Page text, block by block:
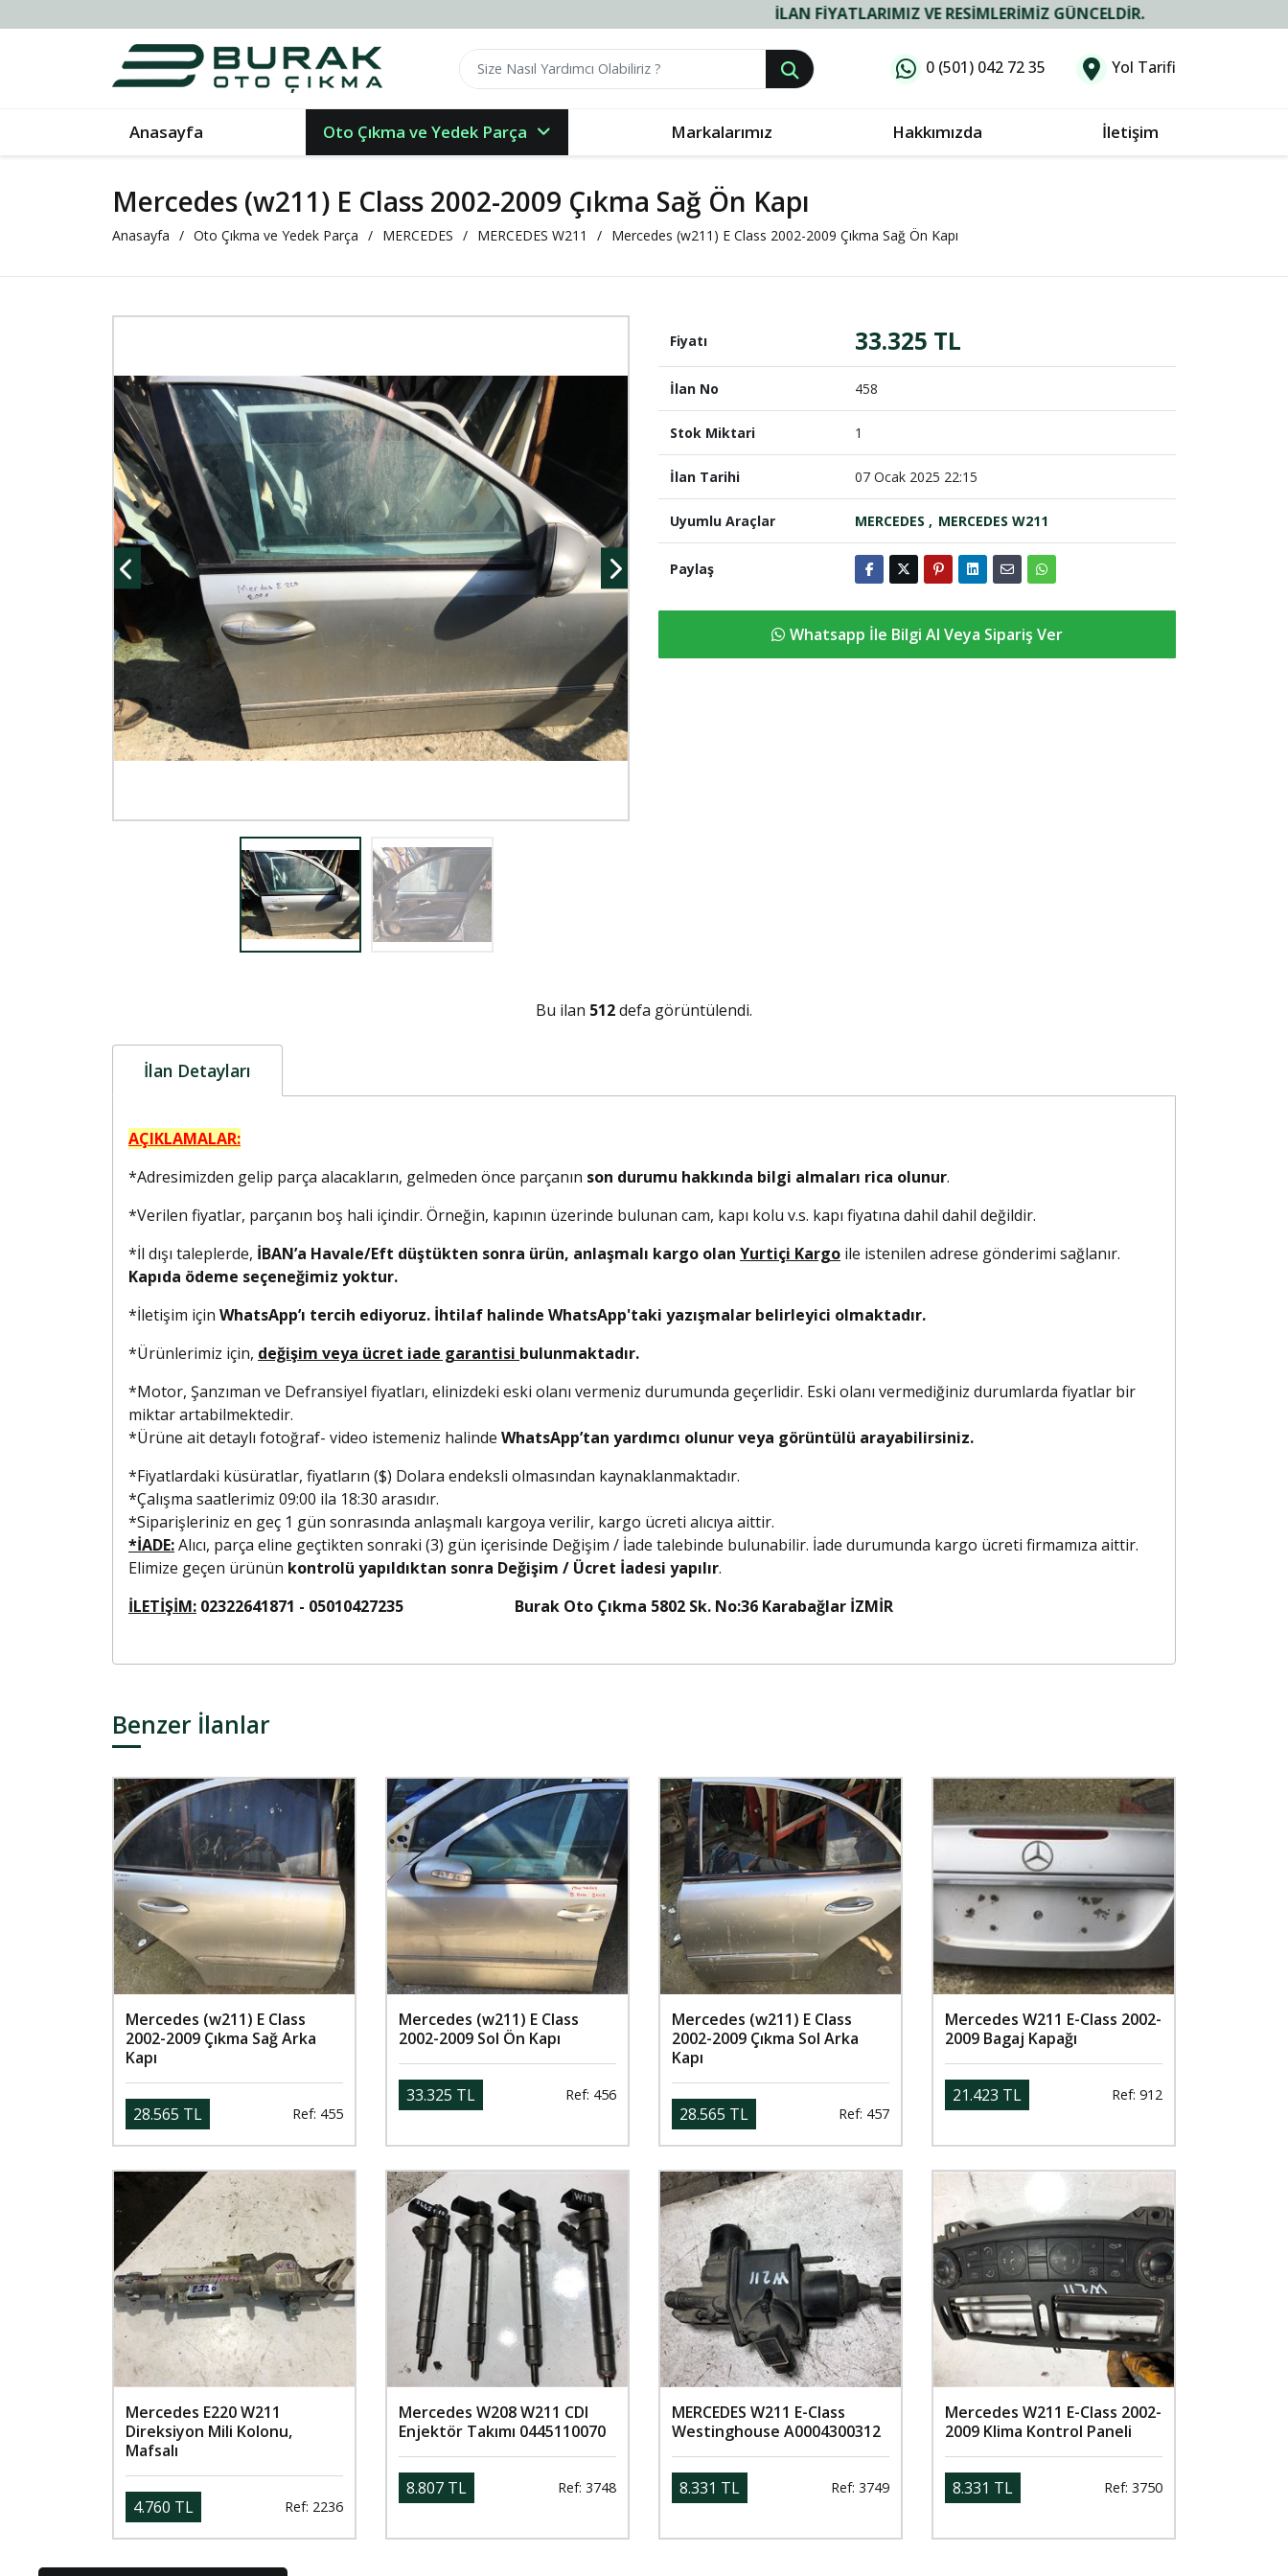
İLAN FIYATLARIMIZ VE RESIMLERIMIZ GÜNCELDIR.
0 (501) 042 72 35 Yol Tarifi
Anasayfa Oto Çıkma ve Yedek Parça Markalarımız Hakkımızda İletişim
Mercedes (w211) E Class 2002-2009 Çıkma Sağ Ön Kapı
Anasayfa Oto Çıkma ve Yedek Parça MERCEDES MERCEDES W211 Mercedes (w211) E Class 2002-2009 Çıkma Sağ Ön Kapı
Fiyatı 33.325 TL
İlan No 458
Stok Miktari 1
İlan Tarihi 07 Ocak 2025 22:15
Uyumlu Araçlar MERCEDES MERCEDES W211
Paylaş
Whatsapp İle Bilgi Al Veya Sipariş Ver
Bu ilan 512defa görüntülendi.
İlan Detayları
AÇIKLAMALAR:
*Adresimizden gelip parça alacakların, gelmeden önce parçanın son durumu hakkında bilgi almaları rica olunur.
*Verilen fiyatlar, parçanın boş hali içindir. Örneğin, kapının üzerinde bulunan cam, kapı kolu v.s. kapı fiyatına dahil dahil değildir.
*İl dışı taleplerde, İBAN’a Havale/Eft düştükten sonra ürün, anlaşmalı kargo olan Yurtiçi Kargo ile istenilen adrese gönderimi sağlanır.
Kapıda ödeme seçeneğimiz yoktur.
*İletişim için WhatsApp’ı tercih ediyoruz. İhtilaf halinde WhatsApp'taki yazışmalar belirleyici olmaktadır.
*Ürünlerimiz için, değişim veya ücret iade garantisi bulunmaktadır.
*Motor, Şanzıman ve Defransiyel fiyatları, elinizdeki eski olanı vermeniz durumunda geçerlidir. Eski olanı vermediğiniz durumlarda fiyatlar bir
miktar artabilmektedir.
*Ürüne ait detaylı fotoğraf- video istemeniz halinde WhatsApp’tan yardımcı olunur veya görüntülü arayabilirsiniz.
*Fiyatlardaki küsüratlar, fiyatların ($) Dolara endeksli olmasından kaynaklanmaktadır.
*Çalışma saatlerimiz 09:00 ila 18:30 arasıdır.
*Siparişleriniz en geç 1 gün sonrasında anlaşmalı kargoya verilir, kargo ücreti alıcıya aittir.
*İADE:Alıcı, parça eline geçtikten sonraki (3) gün içerisinde Değişim / İade talebinde bulunabilir. İade durumunda kargo ücreti firmamıza aittir.
Elimize geçen ürünün kontrolü yapıldıktan sonra Değişim / Ücret İadesi yapılır.
İLETİŞİM: 02322641871 - 05010427235 Burak Oto Çıkma 5802 Sk. No:36 Karabağlar İZMİR
Benzer İlanlar
Mercedes (w211) E Class
2002-2009 Çıkma Sağ Arka
Kapı
28.565 TL Ref: 455
Mercedes (w211) E Class
2002-2009 Sol Ön Kapı
33.325 TL Ref: 456
Mercedes (w211) E Class
2002-2009 Çıkma Sol Arka
Kapı
28.565 TL Ref: 457
Mercedes W211 E-Class 2002-
2009 Bagaj Kapağı
21.423 TL Ref: 912
Mercedes E220 W211
Direksiyon Mili Kolonu,
Mafsalı
4.760 TL Ref: 2236
Mercedes W208 W211 CDI
Enjektör Takımı 0445110070
8.807 TL Ref: 3748
MERCEDES W211 E-Class
Westinghouse A0004300312
8.331 TL Ref: 3749
Mercedes W211 E-Class 2002-
2009 Klima Kontrol Paneli
8.331 TL Ref: 3750